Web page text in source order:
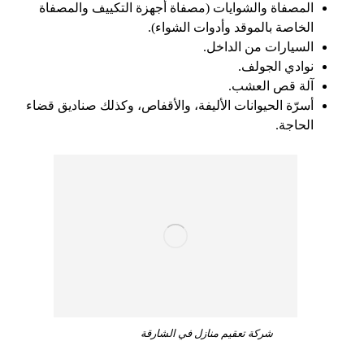
المصفاة والشوايات (مصفاة أجهزة التكييف والمصفاة
الخاصة بالموقد وأدوات الشواء).
السيارات من الداخل.
نوادي الجولف.
آلة قص العشب.
أسرّة الحيوانات الأليفة، والأقفاص، وكذلك صناديق قضاء
الحاجة.
شركة تعقيم منازل في الشارقة